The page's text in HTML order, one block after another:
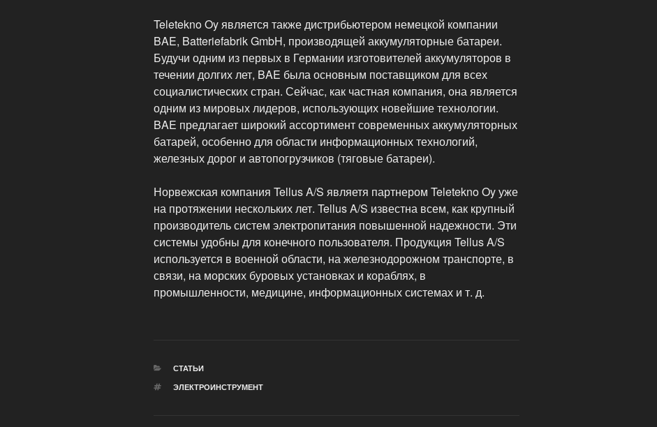
Teletekno Oy является также дистрибьютером немецкой компании
BAE, Batteriefabrik GmbH, производящей аккумуляторные батареи.
Будучи одним из первых в Германии изготовителей аккумуляторов в
течении долгих лет, BAE была основным поставщиком для всех
социалистических стран. Сейчас, как частная компания, она является
одним из мировых лидеров, использующих новейшие технологии.
BAE предлагает широкий ассортимент современных аккумуляторных
батарей, особенно для области информационных технологий,
железных дорог и автопогрузчиков (тяговые батареи).
Норвежская компания Tellus A/S являетя партнером Teletekno Oy уже
на протяжении нескольких лет. Tellus A/S известна всем, как крупный
производитель систем электропитания повышенной надежности. Эти
системы удобны для конечного пользователя. Продукция Tellus A/S
используется в военной области, на железнодорожном транспорте, в
связи, на морских буровых установках и кораблях, в
промышленности, медицине, информационных системах и т. д.
РУБРИКИ
СТАТЬИ
МЕТКИ
ЭЛЕКТРОИНСТРУМЕНТ